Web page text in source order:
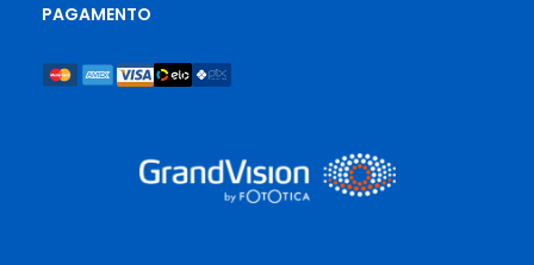
PAGAMENTO